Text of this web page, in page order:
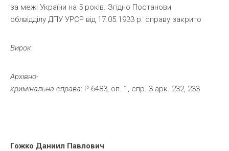
за межі України на 5 років. Згідно Постанови
облвідділу ДПУ УРСР від 17.05.1933 р. справу закрито
Вирок:
Архівно-
кримінальна справа: Р-6483, оп. 1, спр. 3 арк. 232, 233
Гожко Даниил Павлович